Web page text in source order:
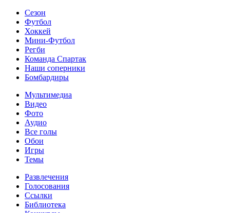
Сезон
Футбол
Хоккей
Мини-Футбол
Регби
Команда Спартак
Наши соперники
Бомбардиры
Мультимедиа
Видео
Фото
Аудио
Все голы
Обои
Игры
Темы
Развлечения
Голосования
Ссылки
Библиотека